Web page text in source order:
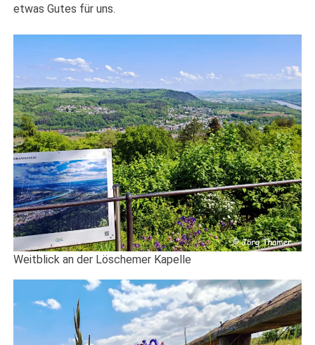
etwas Gutes für uns.
Weitblick an der Löschemer Kapelle